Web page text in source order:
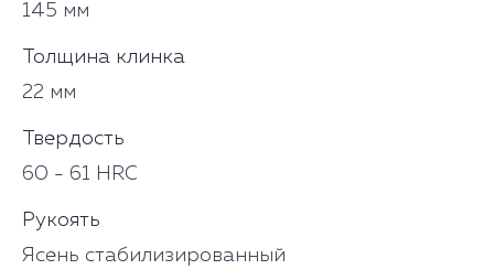
145 мм
Толщина клинка
22 мм
Твердость
60 - 61 HRC
Рукоять
Ясень стабилизированный